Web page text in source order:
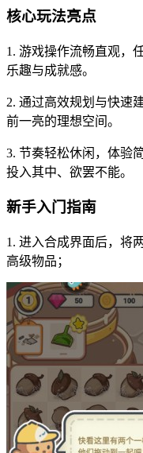
核心玩法亮点
1. 游戏操作流畅直观，
乐趣与成就感。
2. 通过高效规划与快速
前一亮的理想空间。
3. 节奏轻松休闲，体验
投入其中、欲罢不能。
新手入门指南
1. 进入合成界面后，将
高级物品；